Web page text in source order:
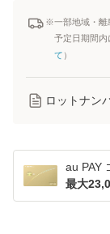
※一部地域・離
予定日期間内
て ）
ロットナン
au PAY
最大